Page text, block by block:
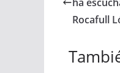
Rocafull